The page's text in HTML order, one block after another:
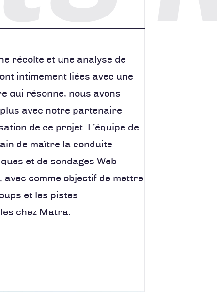
récolte et une analyse de
intimement liées avec une
qui résonne, nous avons
avec notre partenaire
de ce projet. L’équipe de
de maître la conduite
et de sondages Web
avec comme objectif de mettre
et les pistes
chez Matra.